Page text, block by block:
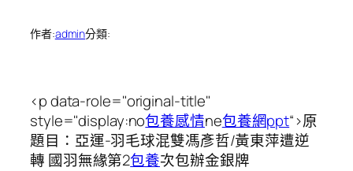
作者:admin分類:
<p data-role="original-title"
style="display:no包養感情ne包養網ppt“>原
題目：亞運-羽毛球混雙馮彥哲/黃東萍遭逆
轉 國羽無緣第2包養次包辦金銀牌